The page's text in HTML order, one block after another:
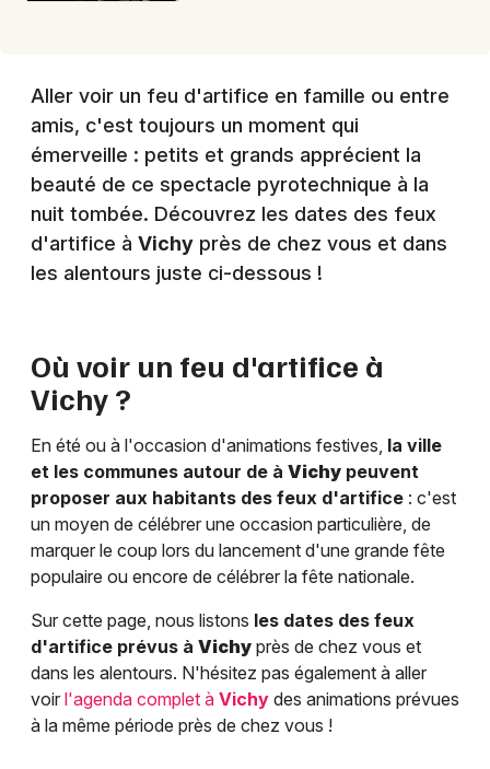
Aller voir un feu d'artifice en famille ou entre
amis, c'est toujours un moment qui
émerveille : petits et grands apprécient la
beauté de ce spectacle pyrotechnique à la
nuit tombée. Découvrez les dates des feux
d'artifice à Vichy près de chez vous et dans
les alentours juste ci-dessous !
Où voir un feu d'artifice à
Vichy ?
En été ou à l'occasion d'animations festives, la ville
et les communes autour de à Vichy peuvent
proposer aux habitants des feux d'artifice : c'est
un moyen de célébrer une occasion particulière, de
marquer le coup lors du lancement d'une grande fête
populaire ou encore de célébrer la fête nationale.
Sur cette page, nous listons les dates des feux
d'artifice prévus à Vichy près de chez vous et
dans les alentours. N'hésitez pas également à aller
voir l'agenda complet à Vichy des animations prévues
à la même période près de chez vous !